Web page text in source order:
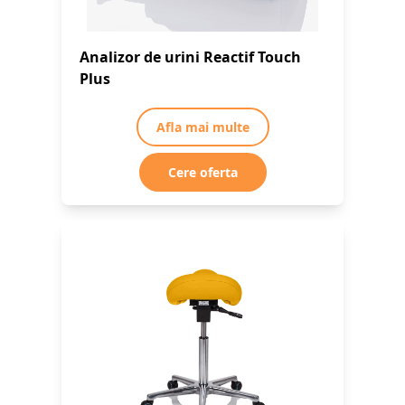
Analizor de urini Reactif Touch
Plus
Afla mai multe
Cere oferta